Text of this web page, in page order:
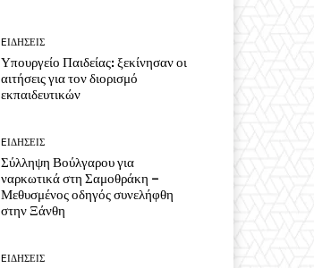
EΙΔΗΣΕΙΣ
Υπουργείο Παιδείας: ξεκίνησαν οι
αιτήσεις για τον διορισμό
εκπαιδευτικών
EΙΔΗΣΕΙΣ
Σύλληψη Βούλγαρου για
ναρκωτικά στη Σαμοθράκη –
Μεθυσμένος οδηγός συνελήφθη
στην Ξάνθη
EΙΔΗΣΕΙΣ